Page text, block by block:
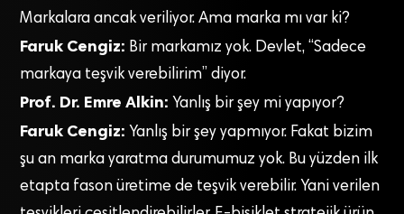
Markalara ancak veriliyor. Ama marka mı var ki?
Faruk Cengiz: Bir markamız yok. Devlet, “Sadece
markaya teşvik verebilirim” diyor.
Prof. Dr. Emre Alkin: Yanlış bir şey mi yapıyor?
Faruk Cengiz: Yanlış bir şey yapmıyor. Fakat bizim
şu an marka yaratma durumumuz yok. Bu yüzden ilk
etapta fason üretime de teşvik verebilir. Yani verilen